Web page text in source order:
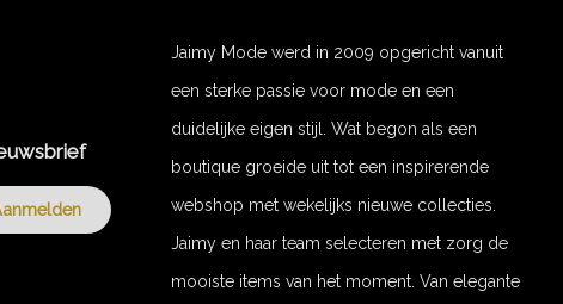
Jaimy Mode werd in 2009 opgericht vanuit
een sterke passie voor mode en een
duidelijke eigen stijl. Wat begon als een
boutique groeide uit tot een inspirerende
webshop met wekelijks nieuwe collecties.
Jaimy en haar team selecteren met zorg de
mooiste items van het moment. Van elegante